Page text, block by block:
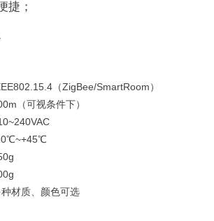
捷；
（ZigBee/SmartRoom）
可视条件下）
、颜色可选